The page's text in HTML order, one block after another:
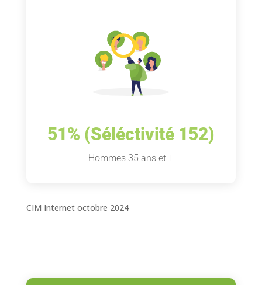
51% (Séléctivité 152)
Hommes 35 ans et +
CIM Internet octobre 2024